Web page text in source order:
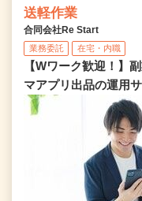
送軽作業
合同会社Re Start
業務委託 在宅・内職
【Wワーク歓迎！】
マアプリ出品の運用